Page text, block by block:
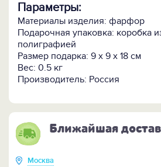
Параметры:
Материалы изделия: фарфор
Подарочная упаковка: коробка
полиграфией
Размер подарка: 9 х 9 х 18 см
Вес: 0.5 кг
Производитель: Россия
Ближайшая
Москва